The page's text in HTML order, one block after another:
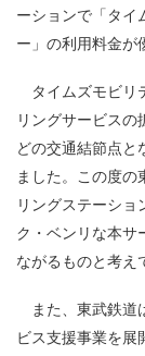
ーションで「タイ
ー」の利用料金が
タイムズモビリ
リングサービスの
どの交通結節点と
ました。この度の
リングステーショ
ク・ベンリな本サ
ながるものと考え
また、東武鉄道
ビス支援事業を展